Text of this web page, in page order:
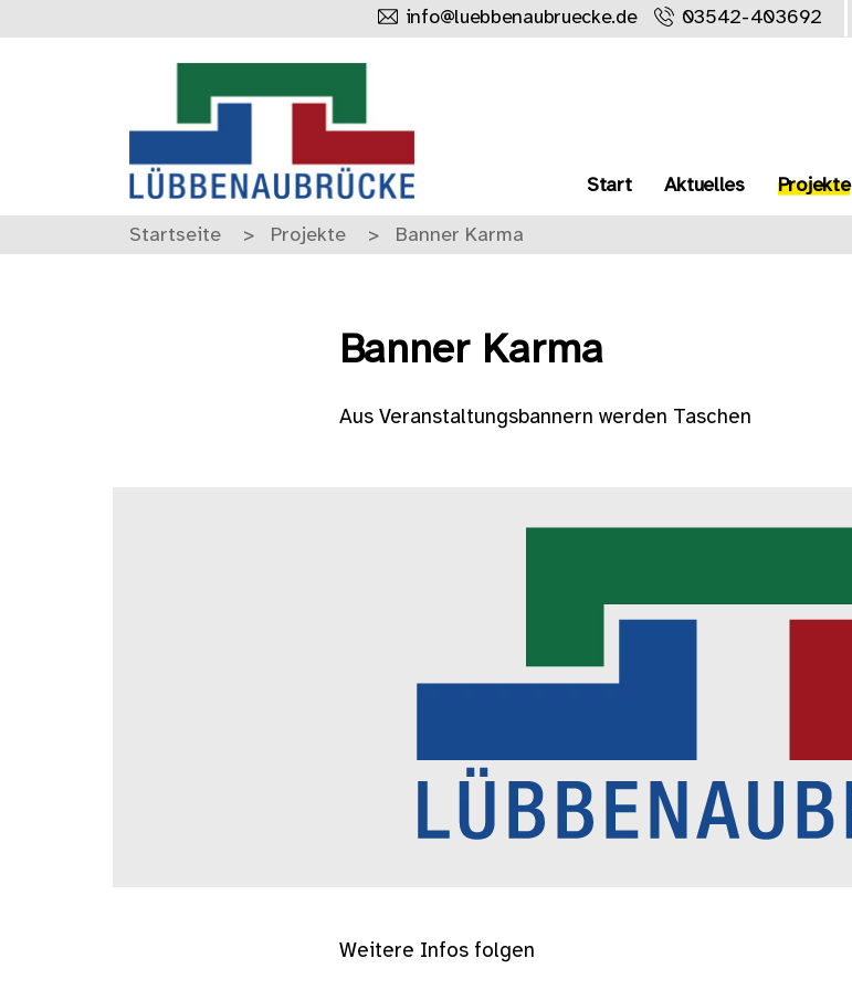
info@luebbenaubruecke.de 03542-403692
Start Aktuelles Projekte
Startseite Projekte Banner Karma
Banner Karma
Aus Veranstaltungsbannern werden Taschen
Weitere Infos folgen